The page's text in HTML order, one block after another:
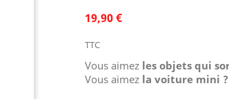
19,90 €
TTC
Vous aimez les objets qui
Vous aimez la voiture mini ?